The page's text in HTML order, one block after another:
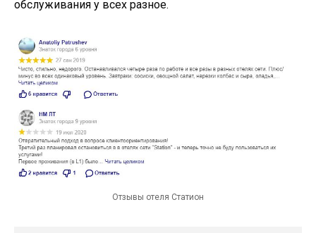
обслуживания у всех разное.
Отзывы отеля Статион